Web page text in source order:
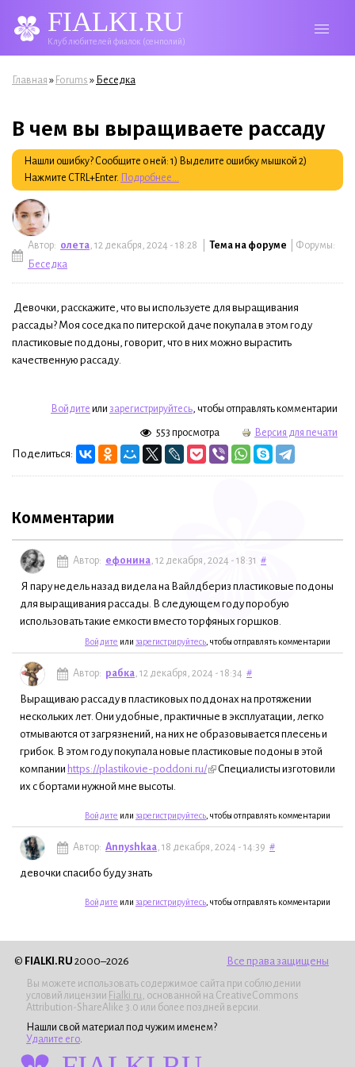
FIALKI.RU
Клуб любителей фиалок (сенполий)
Вы здесь
Главная » Forums » Беседка
В чем вы выращиваете рассаду
Нашли ошибку? Сообщите о ней: 1) Выделите ошибку мышкой 2)
Нажмите CTRL+Enter. Подробнее...
Автор: олета, 12 декабря, 2024 - 18:28 | Тема на форуме | Форумы:
Беседка
Девочки, расскажите, что вы используете для выращивания
рассады? Моя соседка по питерской даче покупала в этом году
пластиковые поддоны, говорит, что в них можно вырастить
качественную рассаду.
Войдите или зарегистрируйтесь, чтобы отправлять комментарии
553 просмотра Версия для печати
Поделиться:
Комментарии
Автор: ефонина, 12 декабря, 2024 - 18:31 #
Я пару недель назад видела на Вайлдбериз пластиковые подоны
для выращивания рассады. В следующем году поробую
использовать такие емкости вместо торфяных горшков.
Войдите или зарегистрируйтесь , чтобы отправлять комментарии
Автор: рабка, 12 декабря, 2024 - 18:34 #
Выращиваю рассаду в пластиковых поддонах на протяжении
нескольких лет. Они удобные, практичные в эксплуатации, легко
отмываются от загрязнений, на них не образовывается плесень и
грибок. В этом году покупала новые пластиковые подоны в этой
компании https://plastikovie-poddoni.ru/
Специалисты изготовили
их с бортами нужной мне высоты.
Войдите или зарегистрируйтесь , чтобы отправлять комментарии
Автор: Annyshkaa, 18 декабря, 2024 - 14:39 #
девочки спасибо буду знать
Войдите или зарегистрируйтесь , чтобы отправлять комментарии
© FIALKI.RU 2000–2026 Все права защищены
Вы можете использовать содержимое сайта при соблюдении
условий лицензии Fialki.ru , основанной на CreativeCommons
Attribution-ShareAlike 3.0 или более поздней версии.
Нашли свой материал под чужим именем?
Удалите его